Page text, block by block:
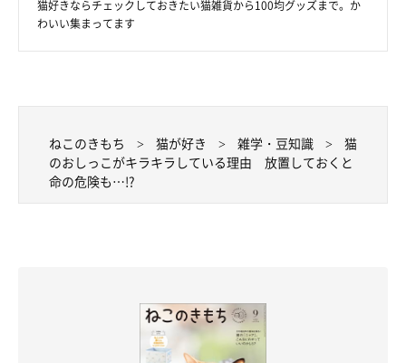
猫好きならチェックしておきたい猫雑貨から100均グッズまで。か
わいい集まってます
ねこのきもち 猫が好き 雑学・豆知識
猫
のおしっこがキラキラしている理由 放置しておくと
命の危険も…!?